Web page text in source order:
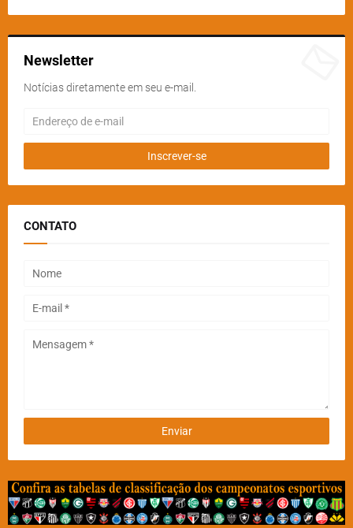
Newsletter
Notícias diretamente em seu e-mail.
CONTATO